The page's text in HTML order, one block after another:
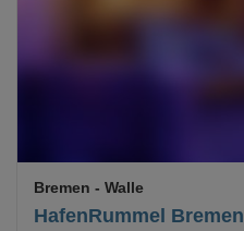
HafenRummel Bremen
Bremen - Walle